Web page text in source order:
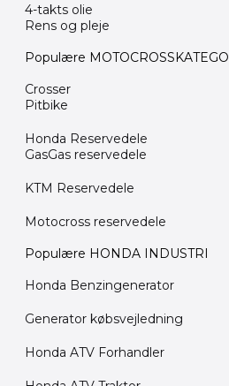
4-takts olie
Rens og pleje
Populære
Crosser
Pitbike
Honda Reservedele
GasGas reservedele
KTM Reservedele
Motocross reservedele
Populære HONDA INDUSTRI
Honda Benzingenerator
Generator købsvejledning
Honda ATV Forhandler